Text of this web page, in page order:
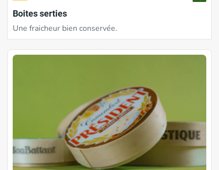
Boites serties
Une fraicheur bien conservée.